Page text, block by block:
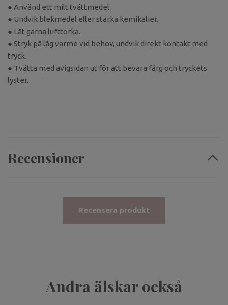
● Använd ett milt tvättmedel.
● Undvik blekmedel eller starka kemikalier.
● Låt gärna lufttorka.
● Stryk på låg värme vid behov, undvik direkt kontakt med
tryck.
● Tvätta med avigsidan ut för att bevara färg och tryckets
lyster.
Recensioner
Recensera produkt
Andra älskar också